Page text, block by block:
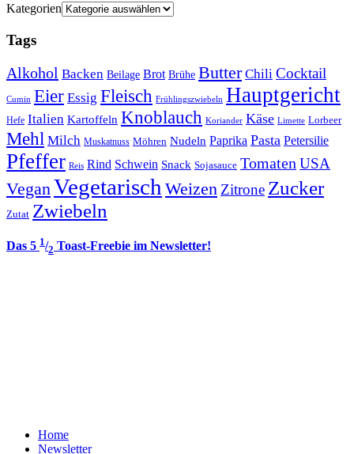
Kategorien
Tags
Alkohol Backen Beilage Brot Brühe Butter Chili Cocktail
Cumin Eier Essig Fleisch Frühlingszwiebeln Hauptgericht
Hefe Italien Kartoffeln Knoblauch Koriander Käse Limette Lorbeer
Mehl Milch Muskatnuss Möhren Nudeln Paprika Pasta Petersilie
Pfeffer Reis Rind Schwein Snack Sojasauce Tomaten USA
VeganVegetarisch Weizen Zitrone Zucker
Zutat Zwiebeln
Das 5 1/2 Toast-Freebie im Newsletter!
Home
Newsletter